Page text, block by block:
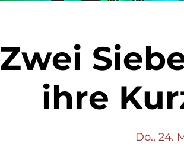
Zwei
ihre
Do., 24.